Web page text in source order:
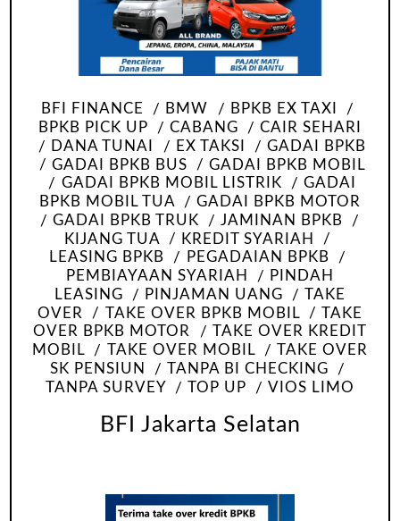
BFI FINANCE BMW
BPKB EX TAXI
BPKB PICK UP
CABANG
CAIR SEHARI
DANA TUNAI
EX TAKSI
GADAI BPKB
GADAI BPKB BUS
GADAI BPKB MOBIL
GADAI BPKB MOBIL LISTRIK
GADAI
BPKB MOBIL TUA
GADAI BPKB MOTOR
GADAI BPKB TRUK
JAMINAN BPKB
KIJANG TUA
KREDIT SYARIAH
LEASING BPKB
PEGADAIAN BPKB
PEMBIAYAAN SYARIAH
PINDAH
LEASING
PINJAMAN UANG
TAKE
OVER
TAKE OVER BPKB MOBIL
TAKE
OVER BPKB MOTOR
TAKE OVER KREDIT
MOBIL
TAKE OVER MOBIL
TAKE OVER
SK PENSIUN
TANPA BI CHECKING
TANPA SURVEY
TOP UP VIOS LIMO
BFI Jakarta Selatan